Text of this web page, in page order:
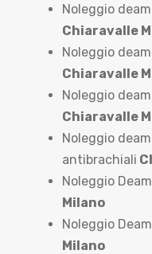
Noleggio
Chiaravalle
Noleggio
Chiaravalle
Noleggio
Chiaravalle
Noleggio
antibrachiali
Noleggio
Milano
Noleggio
Milano